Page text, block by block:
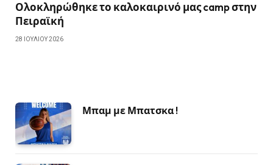
Ολοκληρώθηκε το καλοκαιρινό μας camp στην
Πειραϊκή
28 ΙΟΥΛΊΟΥ 2026
Μπαμ με Μπατσκα !